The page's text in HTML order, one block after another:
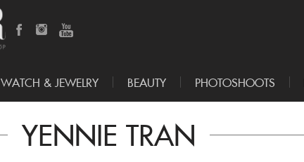
WATCH & JEWELRY BEAUTY PHOTOSHOOTS
YENNIE TRAN